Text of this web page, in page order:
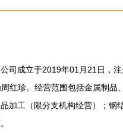
公司成立于2019年01月21日，
红珍。经营范围包括金属制品
加工（限分支机构经营）；钢